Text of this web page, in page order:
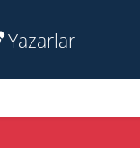
Yazarlar